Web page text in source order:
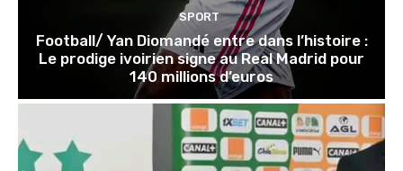
SPORT
Football/ Yan Diomandé entre dans l’histoire :
Le prodige ivoirien signe au Real Madrid pour
140 millions d’euros